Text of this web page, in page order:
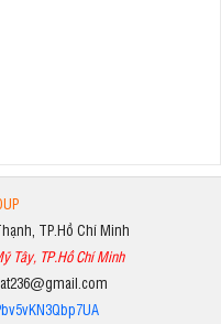
TP.Hồ Chí Minh
Tây, TP.Hồ Chí Minh